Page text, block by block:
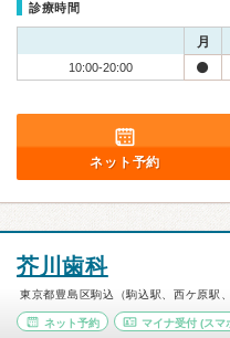
診療時間
月
10:00-20:00
ネット予約
芥川歯科
東京都豊島区駒込（駒込駅、西ケ原駅
ネット予約 マイナ受付(スマ